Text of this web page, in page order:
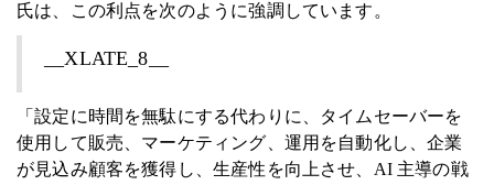
氏は、この利点を次のように強調しています。
__XLATE_8__
「設定に時間を無駄にする代わりに、タイムセーバーを
使用して販売、マーケティング、運用を自動化し、企業
が見込み顧客を獲得し、生産性を向上させ、AI 主導の戦